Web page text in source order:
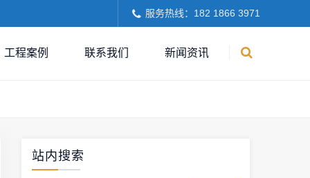
服务热线：182 1866 3971
工程案例 联系我们 新闻资讯
站内搜索